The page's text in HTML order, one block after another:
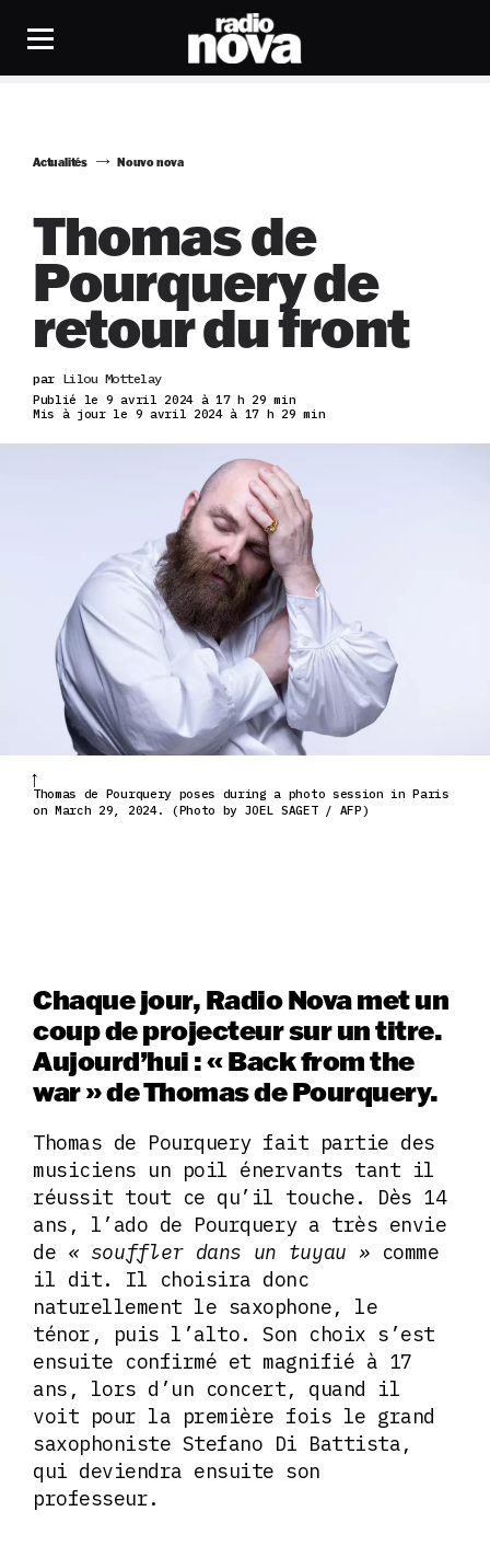
Actualités Nouvo nova
Thomas de
Pourquery de
retour du front
par Lilou Mottelay
Publié le 9 avril 2024 à 17 h 29 min
Mis à jour le 9 avril 2024 à 17 h 29 min
Thomas de Pourquery poses during a photo session in Paris
on March 29, 2024. (Photo by JOEL SAGET / AFP)
Chaque jour, Radio Nova met un
coup de projecteur sur un titre.
Aujourd’hui : « Back from the
war » de Thomas de Pourquery.
Thomas de Pourquery fait partie des
musiciens un poil énervants tant il
réussit tout ce qu’il touche. Dès 14
ans, l’ado de Pourquery a très envie
de « souffler dans un tuyau » comme
il dit. Il choisira donc
naturellement le saxophone, le
ténor, puis l’alto. Son choix s’est
ensuite confirmé et magnifié à 17
ans, lors d’un concert, quand il
voit pour la première fois le grand
saxophoniste Stefano Di Battista,
qui deviendra ensuite son
professeur.